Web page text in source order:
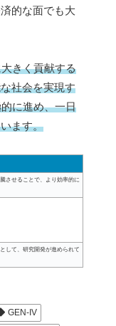
的な面でも大
きく貢献する
社会を実現す
に進め、一日
ます。
させることで、より効率的に
して、研究開発が進められて
GEN-IV